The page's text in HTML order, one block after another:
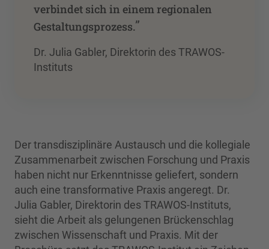
verbindet sich in einem regionalen
Gestaltungsprozess.”
Dr. Julia Gabler, Direktorin des TRAWOS-
Instituts
Der transdisziplinäre Austausch und die kollegiale
Zusammenarbeit zwischen Forschung und Praxis
haben nicht nur Erkenntnisse geliefert, sondern
auch eine transformative Praxis angeregt. Dr.
Julia Gabler, Direktorin des TRAWOS-Instituts,
sieht die Arbeit als gelungenen Brückenschlag
zwischen Wissenschaft und Praxis. Mit der